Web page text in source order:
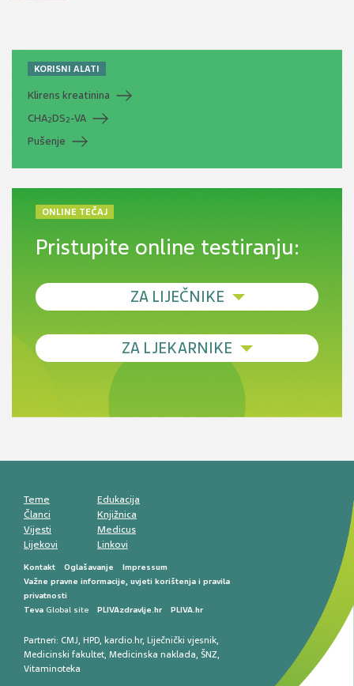
KORISNI ALATI
Klirens kreatinina
CHA2DS2-VA
Pušenje
ONLINE TEČAJ
Pristupite online testiranju:
ZA LIJEČNIKE
Debljina - od prevencije do personalizirane
Novi pogled na migrenu: komorbiditeti, spolne
razlike i nove terapije
smetnji do rane onkološke dijagnostike
ZA LJEKARNIKE
Antikoagulansi u ljekarničkoj praksi –
Teme
Članci
Vijesti
Lijekovi
Edukacija
Knjižnica
Medicus
Linkovi
Kontakt Oglašavanje
Impressum
Važne pravne informacije, uvjeti korištenja i pravila
privatnosti
Teva Global site PLIVAzdravlje.hr PLIVA.hr
Partneri: CMJ, HPD, kardio.hr, Liječnički vjesnik,
Medicinski fakultet, Medicinska naklada, ŠNZ,
Vitaminoteka